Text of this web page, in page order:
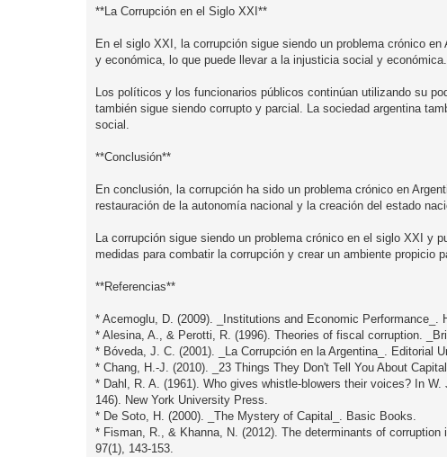
**La Corrupción en el Siglo XXI**
En el siglo XXI, la corrupción sigue siendo un problema crónico
y económica, lo que puede llevar a la injusticia social y económica.
Los políticos y los funcionarios públicos continúan utilizando su
también sigue siendo corrupto y parcial. La sociedad argentina
social.
**Conclusión**
En conclusión, la corrupción ha sido un problema crónico en
restauración de la autonomía nacional y la creación del estado
La corrupción sigue siendo un problema crónico en el siglo XXI y
medidas para combatir la corrupción y crear un ambiente propicio
**Referencias**
* Acemoglu, D. (2009). _Institutions and Economic Performance_.
* Alesina, A., & Perotti, R. (1996). Theories of fiscal corruption.
* Bóveda, J. C. (2001). _La Corrupción en la Argentina_. Editorial
* Chang, H.-J. (2010). _23 Things They Don't Tell You About
* Dahl, R. A. (1961). Who gives whistle-blowers their voices? In
146). New York University Press.
* De Soto, H. (2000). _The Mystery of Capital_. Basic Books.
* Fisman, R., & Khanna, N. (2012). The determinants of
97(1), 143-153.